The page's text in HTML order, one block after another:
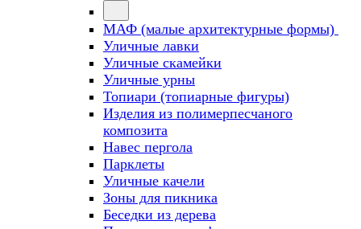
МАФ (малые архитектурные формы)
Уличные лавки
Уличные скамейки
Уличные урны
Топиари (топиарные фигуры)
Изделия из полимерпесчаного
композита
Навес пергола
Парклеты
Уличные качели
Зоны для пикника
Беседки из дерева